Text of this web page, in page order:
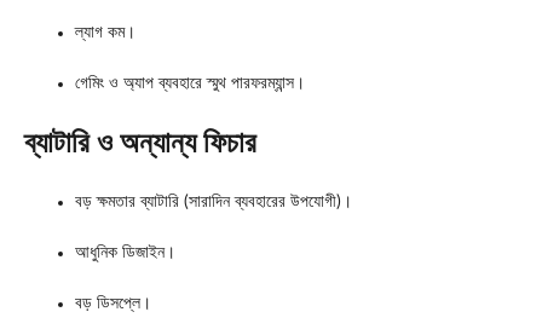
ল্যাগ কম।
গেমিং ও অ্যাপ ব্যবহারে স্মুথ পারফরম্যান্স।
ব্যাটারি ও অন্যান্য ফিচার
বড় ক্ষমতার ব্যাটারি (সারাদিন ব্যবহারের উপযোগী)।
আধুনিক ডিজাইন।
বড় ডিসপ্লে।